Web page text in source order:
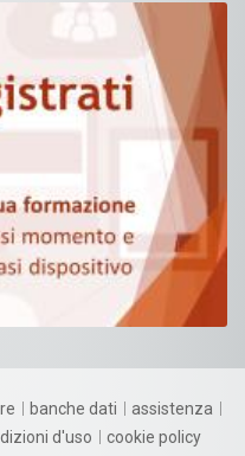
banche dati
assistenza
d'uso cookie policy